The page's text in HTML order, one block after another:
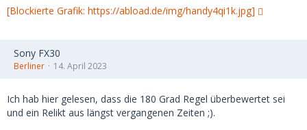
[Blockierte Grafik: https://abload.de/img/handy4qi1k.jpg]
Sony FX30
Berliner 14. April 2023
Ich hab hier gelesen, dass die 180 Grad Regel überbewertet sei
und ein Relikt aus längst vergangenen Zeiten ;).